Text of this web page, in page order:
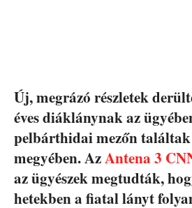
Új, megrázó részletek
éves diáklánynak az
pelbárthidai mezőn
megyében. AzAntena 3
az ügyészek megtudták,
hetekben a fiatal lányt